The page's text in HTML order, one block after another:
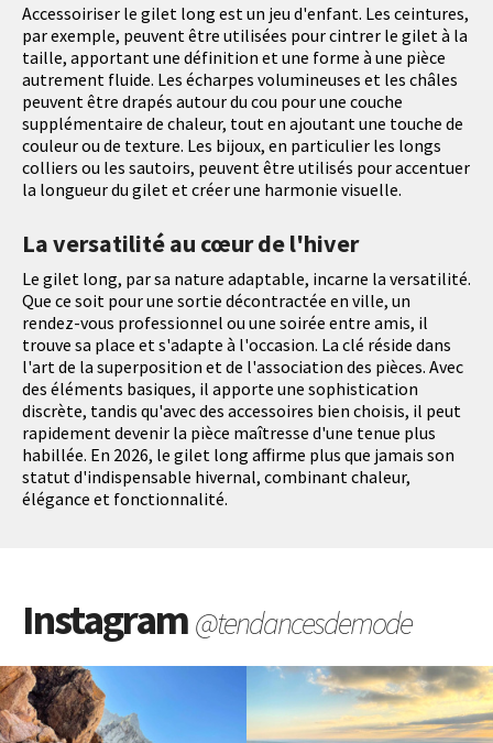
Accessoiriser le gilet long est un jeu d'enfant. Les ceintures,
par exemple, peuvent être utilisées pour cintrer le gilet à la
taille, apportant une définition et une forme à une pièce
autrement fluide. Les écharpes volumineuses et les châles
peuvent être drapés autour du cou pour une couche
supplémentaire de chaleur, tout en ajoutant une touche de
couleur ou de texture. Les bijoux, en particulier les longs
colliers ou les sautoirs, peuvent être utilisés pour accentuer
la longueur du gilet et créer une harmonie visuelle.
La versatilité au cœur de l'hiver
Le gilet long, par sa nature adaptable, incarne la versatilité.
Que ce soit pour une sortie décontractée en ville, un
rendez-vous professionnel ou une soirée entre amis, il
trouve sa place et s'adapte à l'occasion. La clé réside dans
l'art de la superposition et de l'association des pièces. Avec
des éléments basiques, il apporte une sophistication
discrète, tandis qu'avec des accessoires bien choisis, il peut
rapidement devenir la pièce maîtresse d'une tenue plus
habillée. En 2026, le gilet long affirme plus que jamais son
statut d'indispensable hivernal, combinant chaleur,
élégance et fonctionnalité.
Instagram@tendancesdemode